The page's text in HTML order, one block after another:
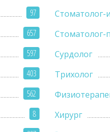
97
Стоматолог-
657
Стоматолог-
597
Сурдолог
403
Трихолог
562
8
Хирург